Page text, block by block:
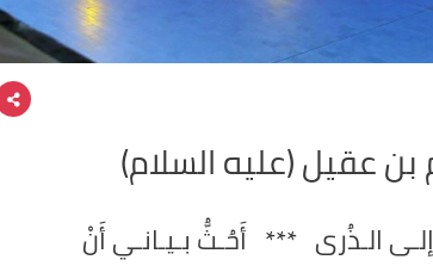
عقيل (عليه السلام)
إلـى الـذُرى *** أَحُـثُّ بـيـانـي أَنْ